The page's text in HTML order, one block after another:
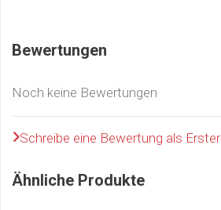
Bewertungen
Noch keine Bewertungen
Schreibe eine Bewertung als Erster
Ähnliche Produkte